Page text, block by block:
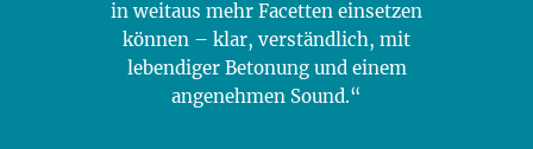
in weitaus mehr Facetten einsetzen
können – klar, verständlich, mit
lebendiger Betonung und einem
angenehmen Sound.“